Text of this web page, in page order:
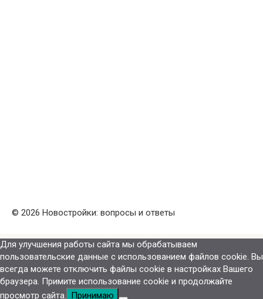
© 2026 Новостройки: вопросы и ответы
Для улучшения работы сайта мы обрабатываем
пользовательские данные с использованием файлов cookie. Вы
всегда можете отключить файлы cookie в настройках Вашего
браузера. Примите использование cookie и продолжайте
просмотр сайта. Принимаю